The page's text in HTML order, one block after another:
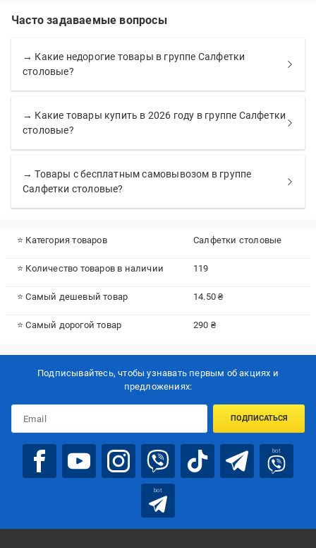
Часто задаваемые вопросы
→ Какие недорогие товары в группе Салфетки
столовые?
→ Какие товары купить в 2026 году в группе Салфетки
столовые?
→ Товары с бесплатным самовывозом в группе
Салфетки столовые?
⭐ Категория товаров Салфетки столовые
⭐ Количество товаров в наличии 119
⭐ Самый дешевый товар 14.50 ₴
⭐ Самый дорогой товар 290 ₴
Подписывайтесь, чтобы узнавать первым об акцияx и
предложениях:
ПОДПИСАТЬСЯ
bot
bot